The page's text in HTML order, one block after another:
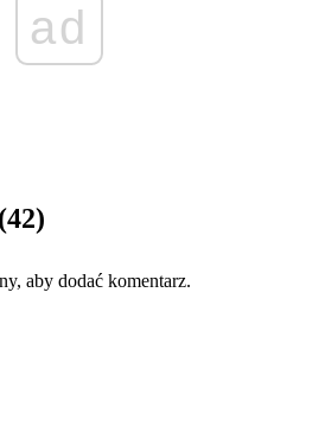
ad
(42)
aby dodać komentarz.